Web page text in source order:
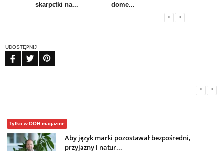
skarpetki na...
dome...
< >
UDOSTĘPNIJ
< >
Tylko w OOH magazine
Aby język marki pozostawał bezpośredni,
przyjazny i natur...